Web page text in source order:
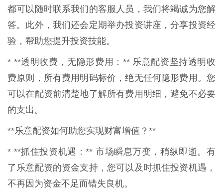
都可以随时联系我们的客服人员，我们将竭诚为您解
答。此外，我们还会定期举办投资讲座，分享投资经
验，帮助您提升投资技能。
* **透明收费，无隐形费用：** 乐意配资坚持透明收
费原则，所有费用明码标价，绝无任何隐形费用。您
可以在配资前清楚地了解所有费用明细，避免不必要
的支出。
**乐意配资如何助您实现财富增值？**
* **抓住投资机遇：** 市场瞬息万变，稍纵即逝。有
了乐意配资的资金支持，您可以及时抓住投资机遇，
不再因为资金不足而错失良机。